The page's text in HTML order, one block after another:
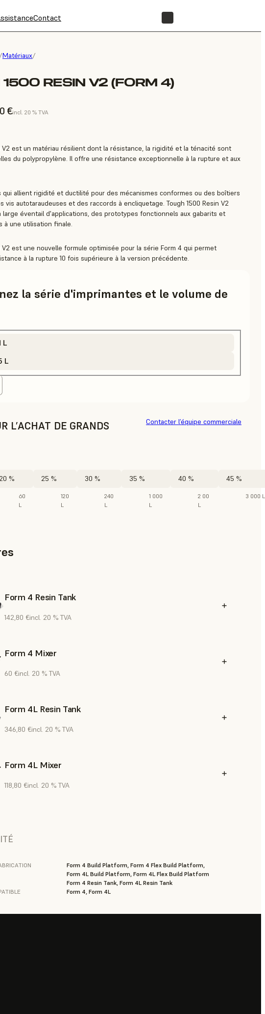
Contact
/Matériaux/
1500 RESIN V2 (FORM 4)
€incl. 20 % TVA
V2 est un matériau résilient dont la résistance, la rigidité et la ténacité sont
du polypropylène. Il offre une résistance exceptionnelle à la rupture et aux
qui allient rigidité et ductilité pour des mécanismes conformes ou des boîtiers
vis autotaraudeuses et des raccords à encliquetage. Tough 1500 Resin V2
large éventail d'applications, des prototypes fonctionnels aux gabarits et
à une utilisation finale.
V2 est une nouvelle formule optimisée pour la série Form 4 qui permet
à la rupture 10 fois supérieure à la version précédente.
la série d'imprimantes et le volume de
L
L
L’ACHAT DE GRANDS
%
60
L
25 %
120
L
30 %
240
L
35 %
1 000
L
40 %
2 00
L
45 %
3 000 L
Contacter l’équipe commerciale
Form 4 Resin Tank
142,80 €incl. 20 % TVA
Form 4 Mixer
60 €incl. 20 % TVA
Form 4L Resin Tank
346,80 €incl. 20 % TVA
Form 4L Mixer
118,80 €incl. 20 % TVA
Form 4 Build Platform, Form 4 Flex Build Platform,
Form 4L Build Platform, Form 4L Flex Build Platform
Form 4 Resin Tank, Form 4L Resin Tank
Form 4, Form 4L